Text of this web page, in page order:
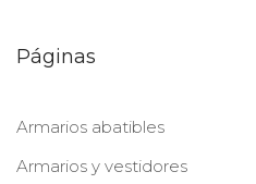
Páginas
Armarios abatibles
Armarios y vestidores